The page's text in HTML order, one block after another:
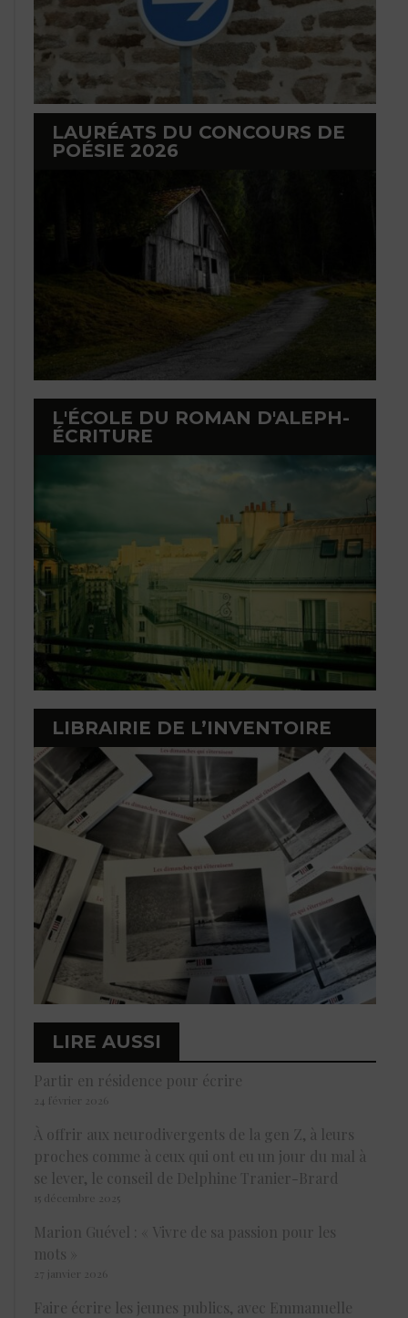
LAURÉATS DU CONCOURS DE
POÉSIE 2026
L'ÉCOLE DU ROMAN D'ALEPH-
ÉCRITURE
LIBRAIRIE DE L’INVENTOIRE
LIRE AUSSI
Partir en résidence pour écrire
24 février 2026
À offrir aux neurodivergents de la gen Z, à leurs
proches comme à ceux qui ont eu un jour du mal à
se lever, le conseil de Delphine Tranier-Brard
15 décembre 2025
Marion Guével : « Vivre de sa passion pour les
mots »
27 janvier 2026
Faire écrire les jeunes publics, avec Emmanuelle